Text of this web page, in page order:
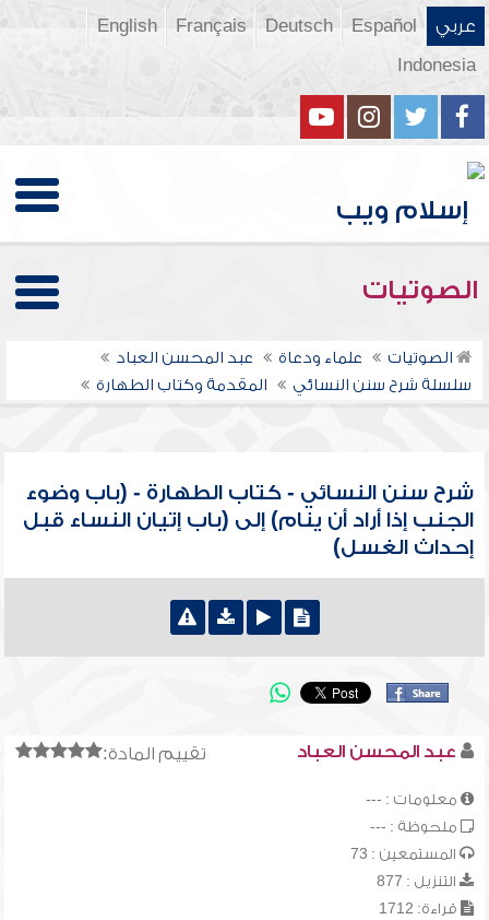
عربي Español
Deutsch
Français
English
Indonesia
الصوتيات
الصوتيات علماء ودعاة
عبد المحسن العباد
سلسلة شرح سنن النسائي
المقدمة وكتاب الطهارة
شرح سنن النسائي - كتاب الطهارة - (باب وضوء
الجنب إذا أراد أن ينام) إلى (باب إتيان النساء قبل
إحداث الغسل)
تقييم المادة: عبد المحسن العباد
معلومات : ---
ملحوظة : ---
المستمعين : 73
التنزيل : 877
قراءة: 1712